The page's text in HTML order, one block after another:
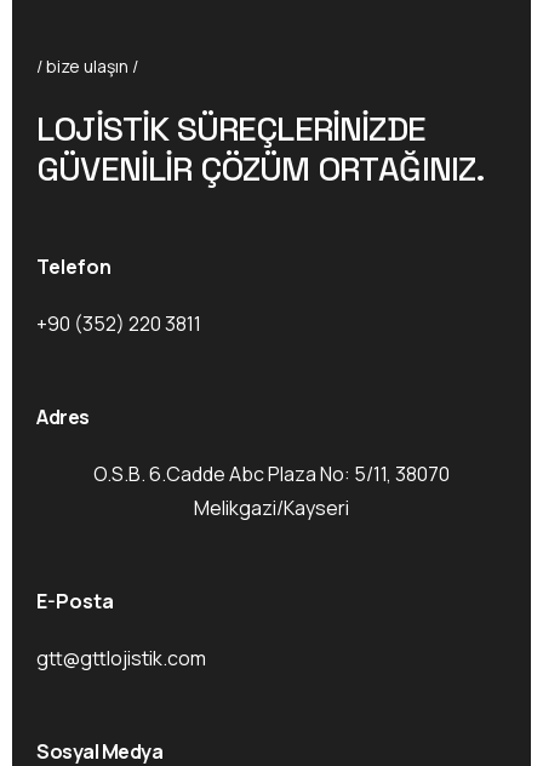
/ bize ulaşın /
LOJISTIK SÜREÇLERINIZDE
GÜVENILIR ÇÖZÜM ORTAĞINIZ.
Telefon
+90 (352) 220 3811
Adres
O.S.B. 6.Cadde Abc Plaza No: 5/11, 38070
Melikgazi/Kayseri
E-Posta
gtt@gttlojistik.com
Sosyal Medya